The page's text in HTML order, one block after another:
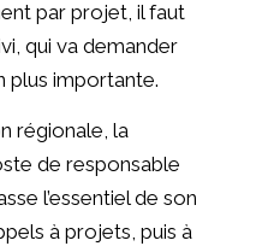
par projet, il faut
qui va demander
plus importante.
régionale, la
de responsable
l’essentiel de son
à projets, puis à